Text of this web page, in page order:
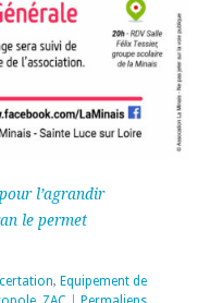
l’agrandir
le permet
, Equipement de